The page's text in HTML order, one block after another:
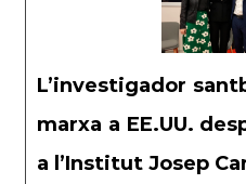
L’investigador
marxa a EE.UU.
a l’Institut Josep